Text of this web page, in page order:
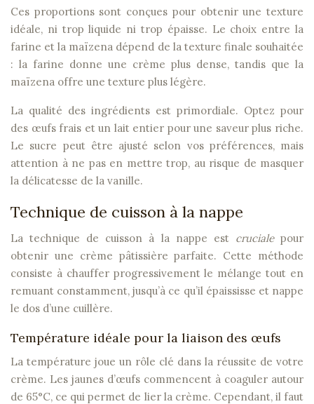
Ces proportions sont conçues pour obtenir une texture
idéale, ni trop liquide ni trop épaisse. Le choix entre la
farine et la maïzena dépend de la texture finale souhaitée
: la farine donne une crème plus dense, tandis que la
maïzena offre une texture plus légère.
La qualité des ingrédients est primordiale. Optez pour
des œufs frais et un lait entier pour une saveur plus riche.
Le sucre peut être ajusté selon vos préférences, mais
attention à ne pas en mettre trop, au risque de masquer
la délicatesse de la vanille.
Technique de cuisson à la nappe
La technique de cuisson à la nappe est crucialepour
obtenir une crème pâtissière parfaite. Cette méthode
consiste à chauffer progressivement le mélange tout en
remuant constamment, jusqu’à ce qu’il épaississe et nappe
le dos d’une cuillère.
Température idéale pour la liaison des œufs
La température joue un rôle clé dans la réussite de votre
crème. Les jaunes d’œufs commencent à coaguler autour
de 65°C, ce qui permet de lier la crème. Cependant, il faut